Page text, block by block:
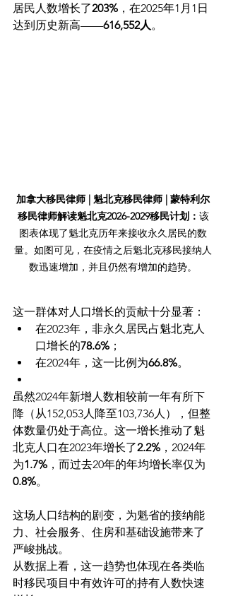
居民人数增长了203% ，在2025年1月1日
达到历史新高——616,552人 。
加拿大移民律师 | 魁北克移民律师 | 蒙特利尔
移民律师解读魁北克2026-2029移民计划： 该
图表体现了魁北克历年来接收永久居民的数
量。如图可见，在疫情之后魁北克移民接纳人
数迅速增加，并且仍然有增加的趋势。
这一群体对人口增长的贡献十分显著：
在2023年，非永久居民占魁北克人
口增长的78.6% ；
在2024年，这一比例为66.8%。
虽然2024年新增人数相较前一年有所下
降（从152,053人降至103,736人），但整
体数量仍处于高位。这一增长推动了魁
北克人口在2023年增长了2.2% ，2024年
为1.7% ，而过去20年的年均增长率仅为
0.8%。
这场人口结构的剧变，为魁省的接纳能
力、社会服务、住房和基础设施带来了
严峻挑战。
从数据上看，这一趋势也体现在各类临
时移民项目中有效许可的持有人数快速